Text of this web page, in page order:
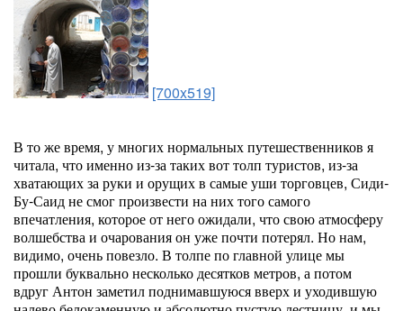
[700x519]
В то же время, у многих нормальных путешественников я
читала, что именно из-за таких вот толп туристов, из-за
хватающих за руки и орущих в самые уши торговцев, Сиди-
Бу-Саид не смог произвести на них того самого
впечатления, которое от него ожидали, что свою атмосферу
волшебства и очарования он уже почти потерял. Но нам,
видимо, очень повезло. В толпе по главной улице мы
прошли буквально несколько десятков метров, а потом
вдруг Антон заметил поднимавшуюся вверх и уходившую